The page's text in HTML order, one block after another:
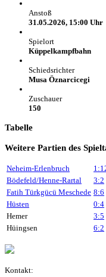
Anstoß
31.05.2026, 15:00 Uhr
Spielort
Küppelkampfbahn
Schiedsrichter
Musa Öznarcicegi
Zuschauer
150
Tabelle
Weitere Partien des
Neheim-Erlenbruch
Bödefeld/Henne-Rartal
3:2
Fatih Türkgücü Meschede 8:6
Hüsten
0:4
Hemer
3:5
Hüingsen
6:2
Kontakt: